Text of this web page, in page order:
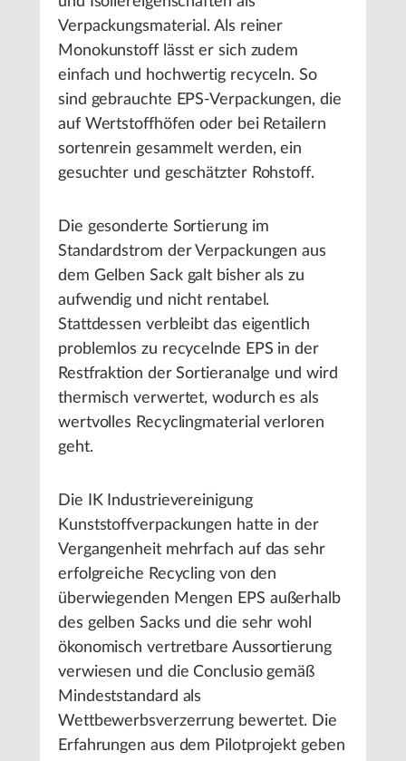
Verpackungsmaterial. Als reiner
Monokunstoff lässt er sich zudem
einfach und hochwertig recyceln. So
sind gebrauchte EPS-Verpackungen, die
auf Wertstoffhöfen oder bei Retailern
sortenrein gesammelt werden, ein
gesuchter und geschätzter Rohstoff.
Die gesonderte Sortierung im
Standardstrom der Verpackungen aus
dem Gelben Sack galt bisher als zu
aufwendig und nicht rentabel.
Stattdessen verbleibt das eigentlich
problemlos zu recycelnde EPS in der
Restfraktion der Sortieranalge und wird
thermisch verwertet, wodurch es als
wertvolles Recyclingmaterial verloren
geht.
Die IK Industrievereinigung
Kunststoffverpackungen hatte in der
Vergangenheit mehrfach auf das sehr
erfolgreiche Recycling von den
überwiegenden Mengen EPS außerhalb
des gelben Sacks und die sehr wohl
ökonomisch vertretbare Aussortierung
verwiesen und die Conclusio gemäß
Mindeststandard als
Wettbewerbsverzerrung bewertet. Die
Erfahrungen aus dem Pilotprojekt geben